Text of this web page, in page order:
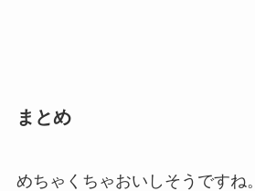
まとめ
めちゃくちゃおいしそうですね。